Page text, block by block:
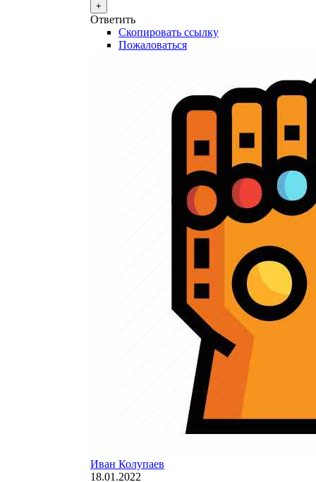
+
Ответить
Скопировать ссылку
Пожаловаться
Иван Колупаев
18.01.2022